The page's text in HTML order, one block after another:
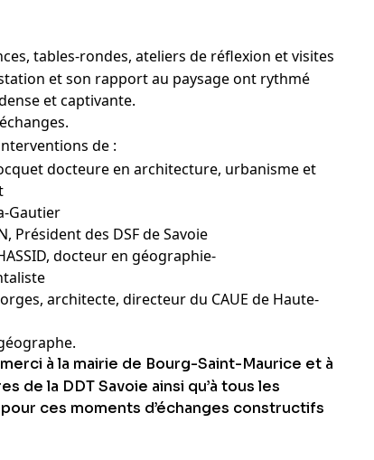
tables-rondes, ateliers de réflexion et visites
et son rapport au paysage ont rythmé
et captivante.
de :
docteure en architecture, urbanisme et
Gautier
Président des DSF de Savoie
docteur en géographie-
architecte, directeur du CAUE de Haute-
à la mairie de Bourg-Saint-Maurice et à
de la DDT Savoie ainsi qu’à tous les
ces moments d’échanges constructifs